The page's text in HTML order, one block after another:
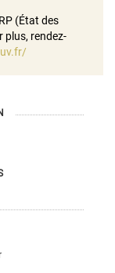
(État des
plus, rendez-